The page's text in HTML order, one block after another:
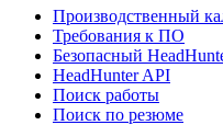
Производственный
Требования к ПО
Безопасный
HeadHunter API
Поиск работы
Поиск по резюме